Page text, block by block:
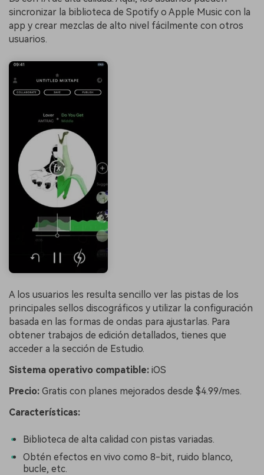
sincronizar la biblioteca de Spotify o Apple Music con la
app y crear mezclas de alto nivel fácilmente con otros
usuarios.
A los usuarios les resulta sencillo ver las pistas de los
principales sellos discográficos y utilizar la configuración
basada en las formas de ondas para ajustarlas. Para
obtener trabajos de edición detallados, tienes que
acceder a la sección de Estudio.
Sistema operativo compatible: iOS
Precio: Gratis con planes mejorados desde $4.99/mes.
Características:
Biblioteca de alta calidad con pistas variadas.
Obtén efectos en vivo como 8-bit, ruido blanco,
bucle, etc.